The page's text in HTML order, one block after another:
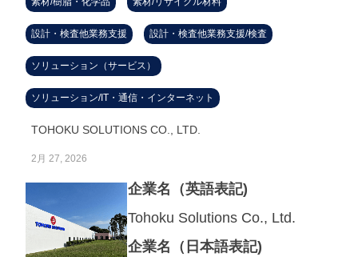
設計・検査他業務支援 設計・検査他業務支援/検査
ソリューション（サービス）
ソリューション/IT・通信・インターネット
TOHOKU SOLUTIONS CO., LTD.
2月 27, 2026
企業名（英語表記)
Tohoku Solutions Co., Ltd.
企業名（日本語表記)